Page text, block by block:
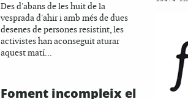
Des d'abans de les huit de la
vesprada d'ahir i amb més de dues
desenes de persones resistint, les
activistes han aconseguit aturar
aquest matí...
Foment incompleix el